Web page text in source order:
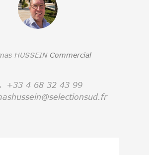
HUSSEIN Commercial
+33 4 68 32 43 99